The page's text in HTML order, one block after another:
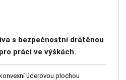
s bezpečnostní drátěnou
práci ve výškách.
úderovou plochou